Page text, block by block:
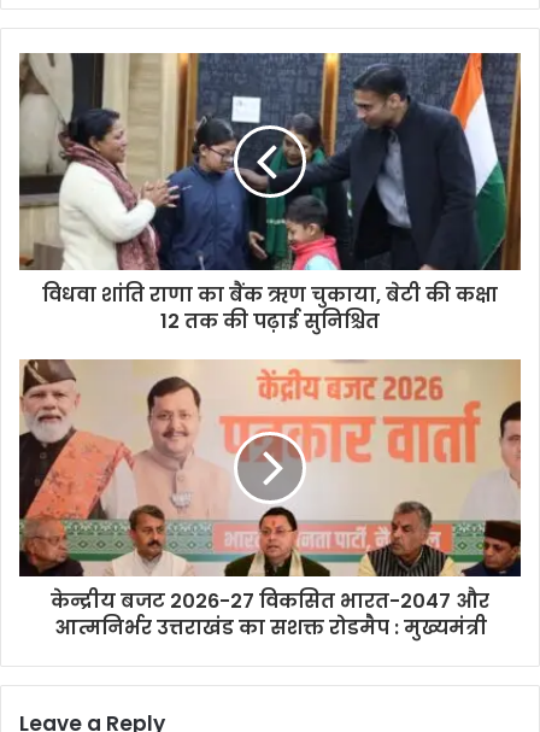
विधवा शांति राणा का बैंक ऋण चुकाया, बेटी की कक्षा
12 तक की पढ़ाई सुनिश्चित
केन्द्रीय बजट 2026-27 विकसित भारत-2047 और
आत्मनिर्भर उत्तराखंड का सशक्त रोडमैप : मुख्यमंत्री
Leave a Reply